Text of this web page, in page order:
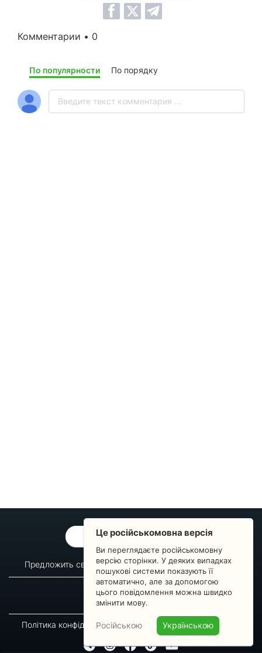
Комментарии • 0
По популярности По порядку
ОБРАТНАЯ СВЯЗЬ
Предложить свой вопрос Статистика изменений
О сервисе
Преподавателям
Новости
Пульс страны
Політика конфіденційності Угода підписника
Це російськомовна версія
Ви переглядаєте російськомовну
версію сторінки. У деяких випадках
пошукові системи показують її
автоматично, але за допомогою
цього повідомлення можна швидко
змінити мову.
Російською Українською